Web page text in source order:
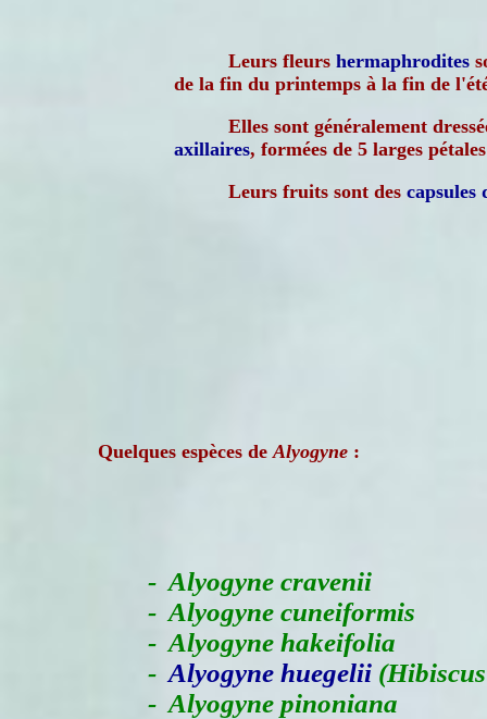
Leurs fleurs hermaphrodites
de la fin du printemps à la fin de
Elles sont généralement
axillaires, formées de 5 larges
Leurs fruits sont des capsules
Quelques espèces deAlyogyne :
- Alyogyne cravenii
- Alyogyne cuneiformis
- Alyogyne hakeifolia
- Alyogyne huegelii
- Alyogyne pinoniana